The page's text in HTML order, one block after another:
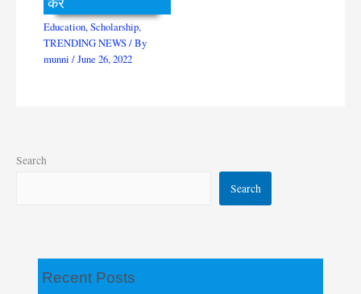
Education,Scholarship,
TRENDING NEWS/ By
munni/June 26, 2022
Search
Search
Recent Posts